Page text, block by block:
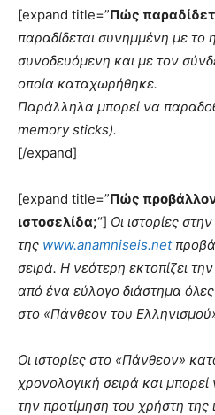
[expand title=”Πώς
παραδίδεται συνημμένη με το
συνοδευόμενη και με τον
οποία καταχωρήθηκε.
Παράλληλα μπορεί να
memory sticks).
[/expand]
[expand title=”Πώς
ιστοσελίδα;“] Οι ιστορίες
της www.anamniseis.net
σειρά. Η νεότερη εκτοπίζει
από ένα εύλογο διάστημα όλες
στο «Πάνθεον του
Οι ιστορίες στο «Πάνθεον»
χρονολογική σειρά και
την προτίμηση του χρήστη της